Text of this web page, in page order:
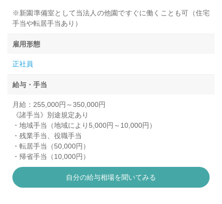
※新園準備室として当法人の他園ですぐに働くことも可（住宅
手当や転居手当あり）
雇用形態
正社員
給与・手当
月給：255,000円～350,000円
《諸手当》別途規定あり
・地域手当（地域により5,000円～10,000円）
・残業手当、役職手当
・転居手当（50,000円）
・帰省手当（10,000円）
自分の給与相場を聞いてみる